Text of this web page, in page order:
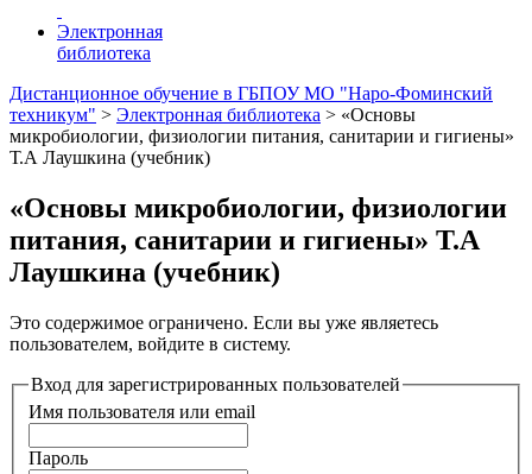
Электронная
библиотека
Дистанционное обучение в ГБПОУ МО "Наро-Фоминский
техникум" > Электронная библиотека > «Основы
микробиологии, физиологии питания, санитарии и гигиены»
Т.А Лаушкина (учебник)
«Основы микробиологии, физиологии
питания, санитарии и гигиены» Т.А
Лаушкина (учебник)
Это содержимое ограничено. Если вы уже являетесь
пользователем, войдите в систему.
Вход для зарегистрированных пользователей
Имя пользователя или email
Пароль